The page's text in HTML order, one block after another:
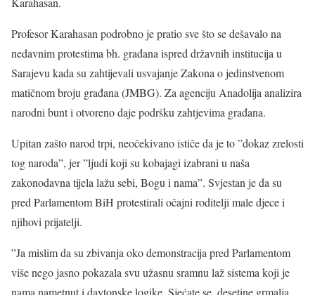
Profesor Karahasan podrobno je pratio sve što se dešavalo na
nedavnim protestima bh. građana ispred državnih institucija u
Sarajevu kada su zahtijevali usvajanje Zakona o jedinstvenom
matičnom broju građana (JMBG). Za agenciju Anadolija analizira
narodni bunt i otvoreno daje podršku zahtjevima građana.
Upitan zašto narod trpi, neočekivano ističe da je to ”dokaz zrelosti
tog naroda”, jer ”ljudi koji su kobajagi izabrani u naša
zakonodavna tijela lažu sebi, Bogu i nama”. Svjestan je da su
pred Parlamentom BiH protestirali očajni roditelji male djece i
njihovi prijatelji.
”Ja mislim da su zbivanja oko demonstracija pred Parlamentom
više nego jasno pokazala svu užasnu sramnu laž sistema koji je
nama nametnut i daytonske logike. Sjećate se, desetine grmalja